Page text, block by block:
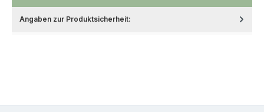
Angaben zur Produktsicherheit: